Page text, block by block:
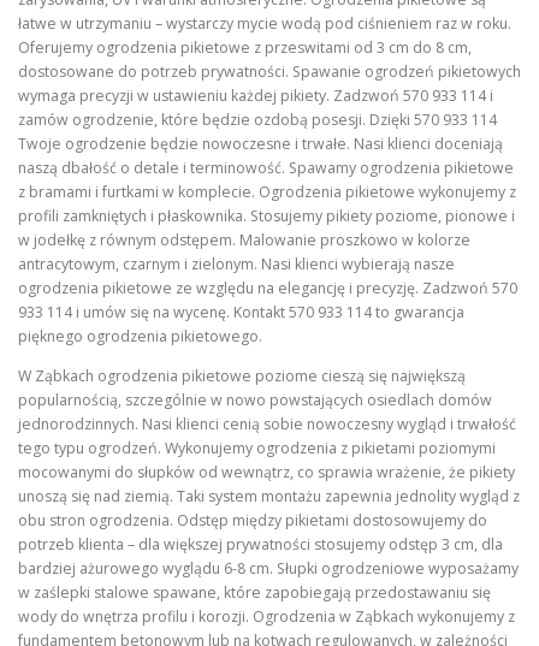
łatwe w utrzymaniu – wystarczy mycie wodą pod ciśnieniem raz w roku.
Oferujemy ogrodzenia pikietowe z przeswitami od 3 cm do 8 cm,
dostosowane do potrzeb prywatności. Spawanie ogrodzeń pikietowych
wymaga precyzji w ustawieniu każdej pikiety. Zadzwoń 570 933 114 i
zamów ogrodzenie, które będzie ozdobą posesji. Dzięki 570 933 114
Twoje ogrodzenie będzie nowoczesne i trwałe. Nasi klienci doceniają
naszą dbałość o detale i terminowość. Spawamy ogrodzenia pikietowe
z bramami i furtkami w komplecie. Ogrodzenia pikietowe wykonujemy z
profili zamkniętych i płaskownika. Stosujemy pikiety poziome, pionowe i
w jodełkę z równym odstępem. Malowanie proszkowo w kolorze
antracytowym, czarnym i zielonym. Nasi klienci wybierają nasze
ogrodzenia pikietowe ze względu na elegancję i precyzję. Zadzwoń 570
933 114 i umów się na wycenę. Kontakt 570 933 114 to gwarancja
pięknego ogrodzenia pikietowego.
W Ząbkach ogrodzenia pikietowe poziome cieszą się największą
popularnością, szczególnie w nowo powstających osiedlach domów
jednorodzinnych. Nasi klienci cenią sobie nowoczesny wygląd i trwałość
tego typu ogrodzeń. Wykonujemy ogrodzenia z pikietami poziomymi
mocowanymi do słupków od wewnątrz, co sprawia wrażenie, że pikiety
unoszą się nad ziemią. Taki system montażu zapewnia jednolity wygląd z
obu stron ogrodzenia. Odstęp między pikietami dostosowujemy do
potrzeb klienta – dla większej prywatności stosujemy odstęp 3 cm, dla
bardziej ażurowego wyglądu 6-8 cm. Słupki ogrodzeniowe wyposażamy
w zaślepki stalowe spawane, które zapobiegają przedostawaniu się
wody do wnętrza profilu i korozji. Ogrodzenia w Ząbkach wykonujemy z
fundamentem betonowym lub na kotwach regulowanych, w zależności